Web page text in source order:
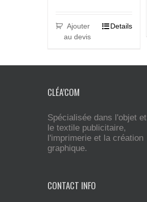
Ajouter
au devis
Details
CLÉA’COM
Spécialisée dans l'objet et
le textile publicitaire,
l'imprimerie et la création
graphique.
CONTACT INFO